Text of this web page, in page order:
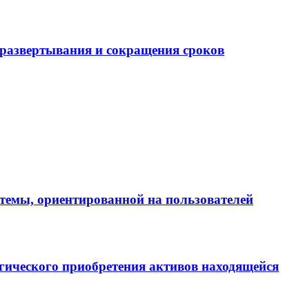
и сокращения сроков
ориентированной на пользователей
приобретения активов находящейся